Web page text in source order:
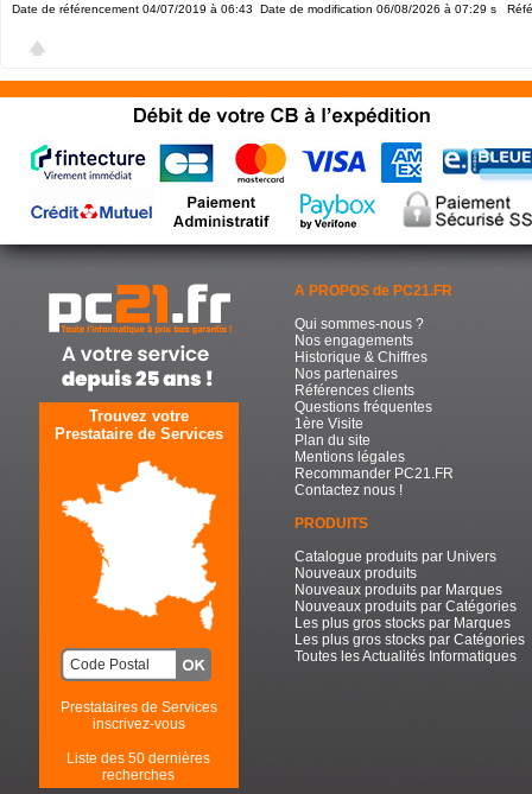
Date de référencement 04/07/2019 à 06:43 Date de modification 06/08/2026 à 07:29 s
Trouvez votre
Prestataire de Services
Prestataires de Services
inscrivez-vous
Liste des 50 dernières
recherches
A PROPOS de PC21.FR
Qui sommes-nous ?
Nos engagements
Historique & Chiffres
Nos partenaires
Références clients
Questions fréquentes
1ère Visite
Plan du site
Mentions légales
Recommander PC21.FR
Contactez nous !
PRODUITS
Catalogue produits par Univers
Nouveaux produits
Nouveaux produits par Marques
Nouveaux produits par Catégories
Les plus gros stocks par Marques
Les plus gros stocks par Catégories
Toutes les Actualités Informatiques